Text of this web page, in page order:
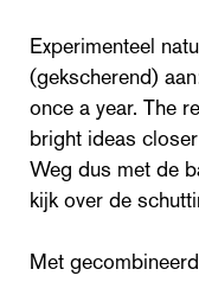
Experimenteel
(gekscherend)
once a year. The
bright ideas closer
Weg dus met de
kijk over de
Met